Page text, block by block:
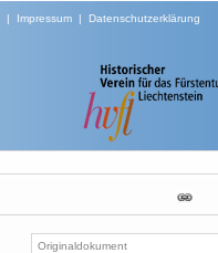
| Impressum| Datenschutzerklärung
Originaldokument